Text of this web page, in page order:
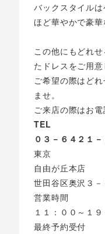
バックスタイル
ほど華やかで豪華
この他にもどれ
たドレスをご用意
ご希望の際はど
ませ。
ご来店の際はお
TEL
０３－６４２１－
東京
自由が丘本店
世田谷区奥沢３－
営業時間
１１：００～１９
最終予約受付